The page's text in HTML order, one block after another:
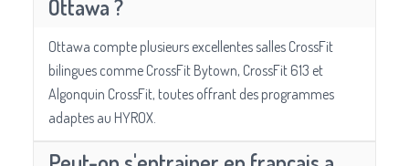
Ottawa ?
Ottawa compte plusieurs excellentes salles CrossFit
bilingues comme CrossFit Bytown, CrossFit 613 et
Algonquin CrossFit, toutes offrant des programmes
adaptes au HYROX.